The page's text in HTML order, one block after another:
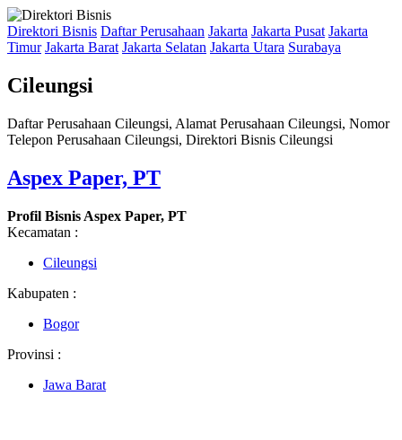
Direktori Bisnis Daftar Perusahaan Jakarta Jakarta Pusat Jakarta
Timur Jakarta Barat Jakarta Selatan Jakarta Utara Surabaya
Cileungsi
Daftar Perusahaan Cileungsi, Alamat Perusahaan Cileungsi, Nomor
Telepon Perusahaan Cileungsi, Direktori Bisnis Cileungsi
Aspex Paper, PT
Profil Bisnis Aspex Paper, PT
Kecamatan :
Cileungsi
Kabupaten :
Bogor
Provinsi :
Jawa Barat